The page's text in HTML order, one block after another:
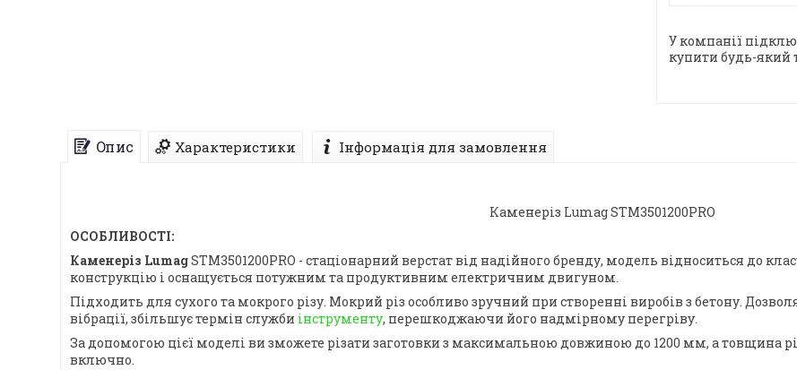
У компанії
купити будь-який
Опис Характеристики Інформація для замовлення
Каменеріз Lumag STM3501200PRO
ОСОБЛИВОСТІ:
Каменеріз LumagSTM3501200PRO - стаціонарний верстат від надійного бренду, модель відноситься до
конструкцію і оснащується потужним та продуктивним електричним двигуном.
Підходить для сухого та мокрого різу. Мокрий різ особливо зручний при створенні виробів з бетону.
вібрації, збільшує термін служби інструменту, перешкоджаючи його надмірному перегріву.
За допомогою цієї моделі ви зможете різати заготовки з максимальною довжиною до 1200 мм, а товщина
включно.